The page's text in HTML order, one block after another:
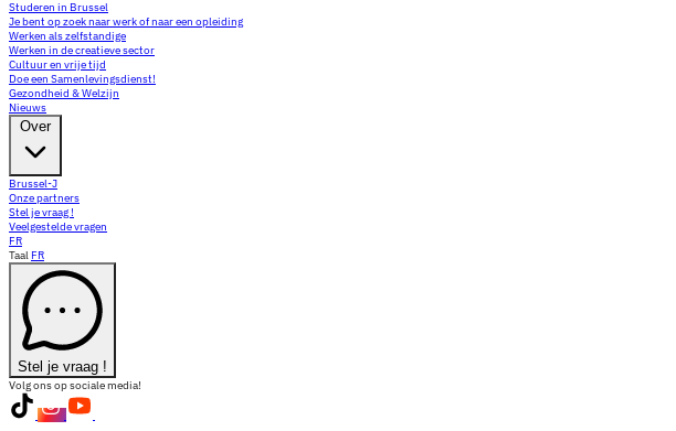
Studeren in Brussel
Je bent op zoek naar werk of naar een opleiding
Werken als zelfstandige
Werken in de creatieve sector
Cultuur en vrije tijd
Doe een Samenlevingsdienst!
Gezondheid & Welzijn
Nieuws
Over
Brussel-J
Onze partners
Stel je vraag !
Veelgestelde vragen
FR
Taal FR
Stel je vraag !
Volg ons op sociale media!